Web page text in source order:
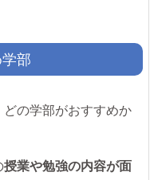
部
の学部がおすすめか
授業や勉強の内容が面